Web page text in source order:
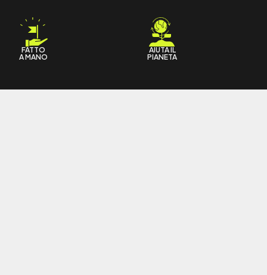
FATTO
A MANO
AIUTA IL
PIANETA